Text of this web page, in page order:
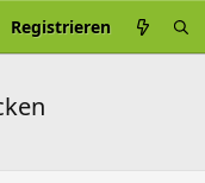
Registrieren